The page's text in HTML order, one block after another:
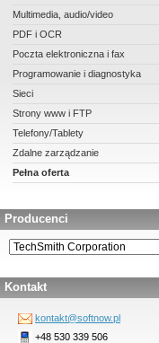
Multimedia, audio/video
PDF i OCR
Poczta elektroniczna i fax
Programowanie i diagnostyka
Sieci
Strony www i FTP
Telefony/Tablety
Zdalne zarządzanie
Pełna oferta
Producenci
Kontakt
kontakt@softnow.pl
+48 530 339 506